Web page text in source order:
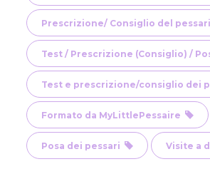
Prescrizione/ Consiglio del
Test / Prescrizione (Consiglio) /
Test e prescrizione/consiglio dei
Formato da MyLittlePessaire
Posa dei pessari Visite a